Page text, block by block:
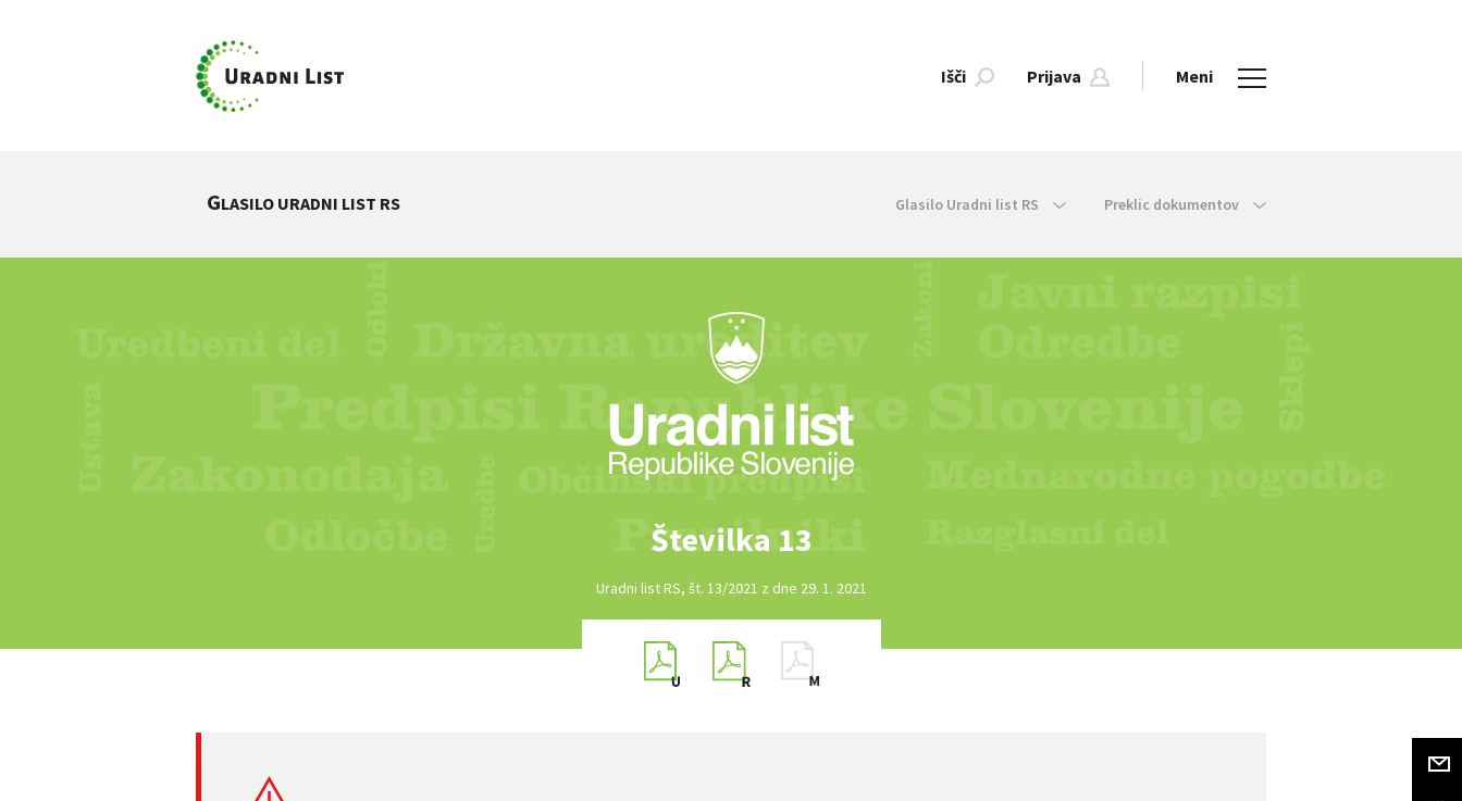
Išči Prijava Meni
GLASILO URADNI LIST RS Glasilo Uradni list RS Preklic dokumentov
Številka 13
Uradni list RS, št. 13/2021 z dne 29. 1. 2021